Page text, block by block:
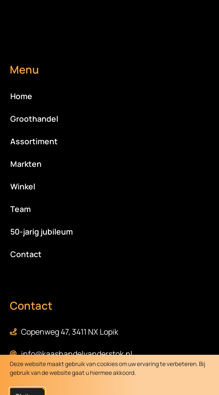
Menu
Home
Groothandel
Assortiment
Markten
Winkel
Team
50-jarig jubileum
Contact
Contact
Copenweg 47, 3411 NX Lopik
info@kaashandelvanderstok.nl
0348-472058
Deze website maakt gebruik van cookies om uw ervaring te verbeteren. Bij
gebruik van de website gaat u hiermee akkoord.